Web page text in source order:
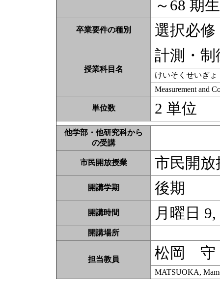
～68 期生
卒業要件の種別 選択必修
授業科目名
計測・制
けいそくせいぎょ
Measurement and
単位数 2 単位
他学部・他研究科から
の受講
市民開放授業 市民開
開講学期 後期
開講時間 月曜日
開講場所
担当教員 松岡 守
MATSUOKA,